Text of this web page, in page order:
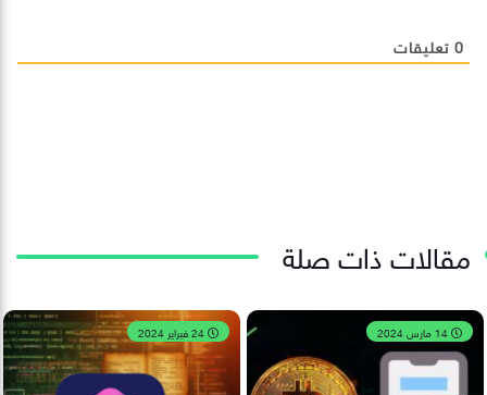
0 تعليقات
مقالات ذات صلة